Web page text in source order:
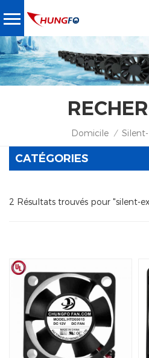
Domicile /
CATÉGORIES
2 Résultats trouvés pour "silent-